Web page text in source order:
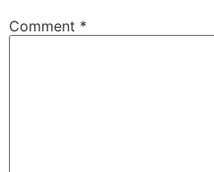
Comment *